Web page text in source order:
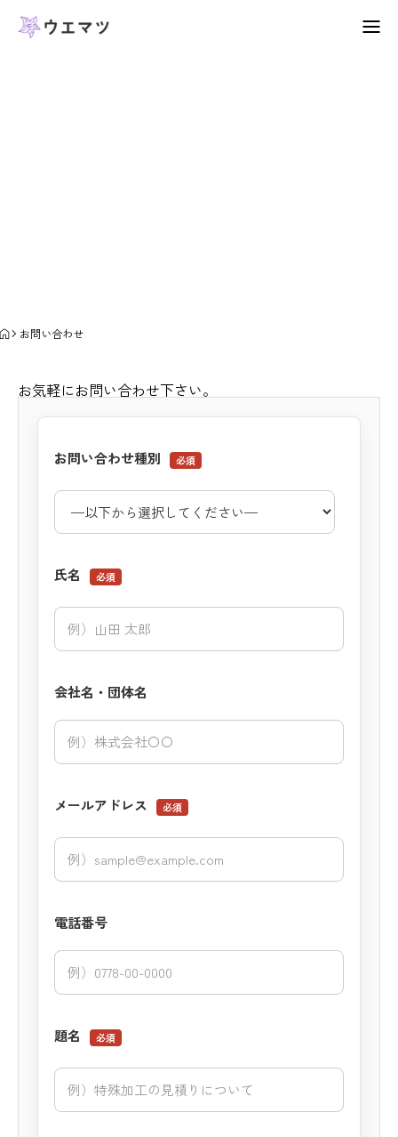
表面変化
お問い合わせ
お気軽にお問い合わせ下さい。
お問い合わせ種別 必須
氏名 必須
会社名・団体名
メールアドレス 必須
電話番号
題名 必須